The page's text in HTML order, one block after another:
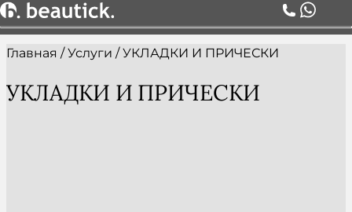
Главная /Услуги /УКЛАДКИ И ПРИЧЕСКИ
УКЛАДКИ И ПРИЧЕСКИ